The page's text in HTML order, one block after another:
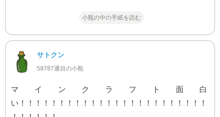
小瓶の中の手紙を読む
サトクン
58787通目の小瓶
マインクラフト面白
い！！！！！！！！！！！！！！！！！！！！！！！！